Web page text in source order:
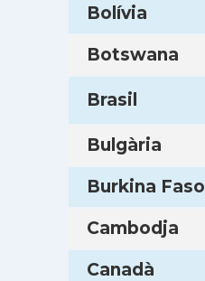
Bolívia
Botswana
Brasil
Bulgària
Burkina Faso
Cambodja
Canadà